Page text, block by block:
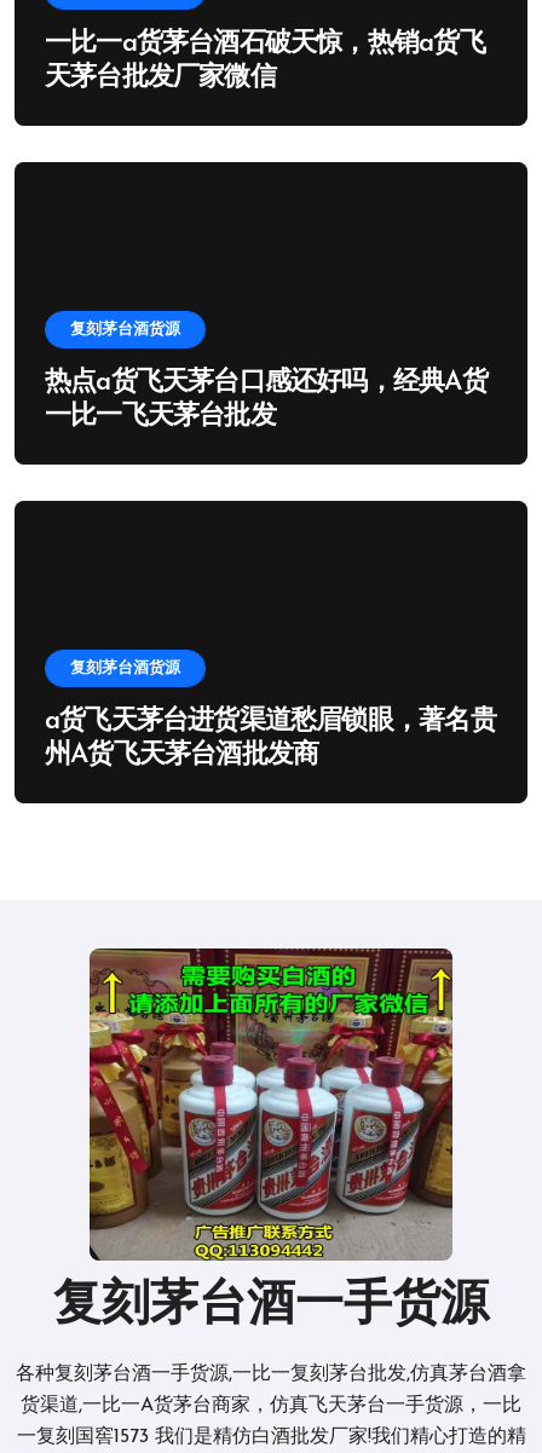
一比一a货茅台酒石破天惊，热销a货飞
天茅台批发厂家微信
复刻茅台酒货源
热点a货飞天茅台口感还好吗，经典A货
一比一飞天茅台批发
复刻茅台酒货源
a货飞天茅台进货渠道愁眉锁眼，著名贵
州A货飞天茅台酒批发商
复刻茅台酒一手货源
各种复刻茅台酒一手货源,一比一复刻茅台批发,仿真茅台酒拿
货渠道,一比一A货茅台商家，仿真飞天茅台一手货源，一比
一复刻国窖1573 我们是精仿白酒批发厂家!我们精心打造的精